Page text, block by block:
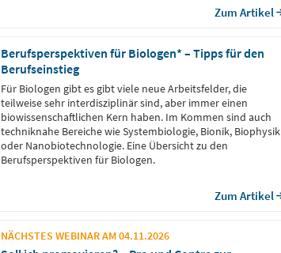
Zum Artikel
Berufsperspektiven für Biologen* – Tipps für den
Berufseinstieg
Für Biologen gibt es gibt viele neue Arbeitsfelder, die
teilweise sehr interdisziplinär sind, aber immer einen
biowissenschaftlichen Kern haben. Im Kommen sind auch
techniknahe Bereiche wie Systembiologie, Bionik, Biophysik
oder Nanobiotechnologie. Eine Übersicht zu den
Berufsperspektiven für Biologen.
Zum Artikel
NÄCHSTES WEBINAR AM 04.11.2026